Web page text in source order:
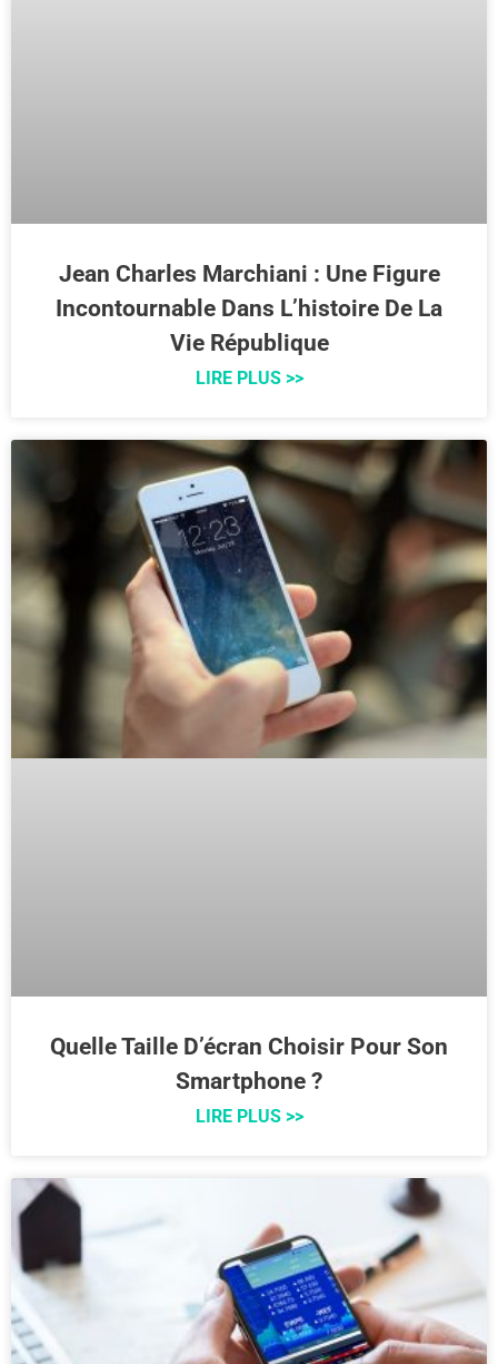
Jean Charles Marchiani : Une Figure
Incontournable Dans L’histoire De La
Vie République
LIRE PLUS >>
Quelle Taille D’écran Choisir Pour Son
Smartphone ?
LIRE PLUS >>